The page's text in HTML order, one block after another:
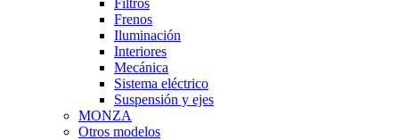
Filtros
Frenos
Iluminación
Interiores
Mecánica
Sistema eléctrico
Suspensión y ejes
MONZA
Otros modelos